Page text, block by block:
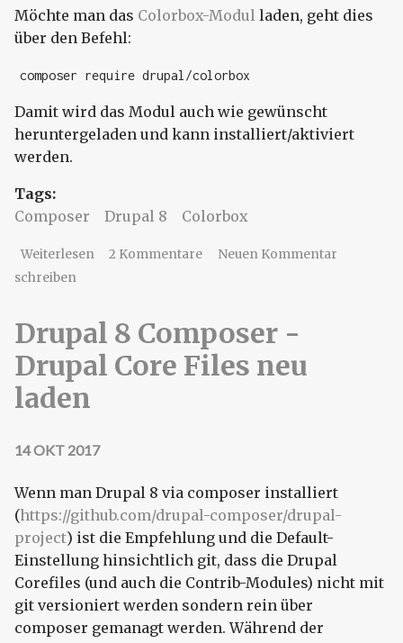
Möchte man das Colorbox-Modul laden, geht dies
über den Befehl:
composer require drupal/colorbox
Damit wird das Modul auch wie gewünscht
heruntergeladen und kann installiert/aktiviert
werden.
Tags:
Composer
Drupal 8 Colorbox
Weiterlesen über Drupal 8 Composer - Colorbox Library
2 Kommentare
Neuen Kommentar
schreiben
Drupal 8 Composer -
Drupal Core Files neu
laden
14 OKT 2017
Wenn man Drupal 8 via composer installiert
(https://github.com/drupal-composer/drupal-
project) ist die Empfehlung und die Default-
Einstellung hinsichtlich git, dass die Drupal
Corefiles (und auch die Contrib-Modules) nicht mit
git versioniert werden sondern rein über
composer gemanagt werden. Während der